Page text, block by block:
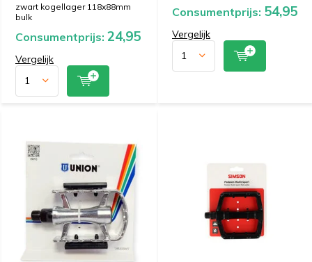
zwart kogellager 118x88mm
bulk
Consumentprijs: 24,95
Vergelijk
Consumentprijs: 54,95
Vergelijk